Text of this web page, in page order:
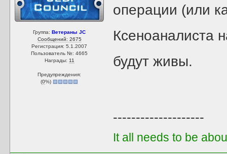
Группа:Ветераны JC
Сообщений: 2675
Регистрация: 5.1.2007
Пользователь №: 4665
Награды: 11
Предупреждения:
(0%)
операции (или
Ксеноаналиста
будут живы.
--------------------
It all needs to be